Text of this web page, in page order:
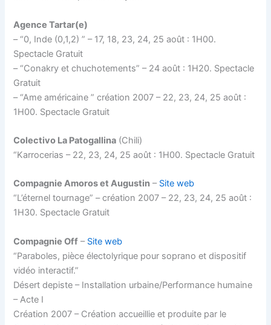
Agence Tartar(e)
– “0, Inde (0,1,2) ” – 17, 18, 23, 24, 25 août : 1H00.
Spectacle Gratuit
– “Conakry et chuchotements” – 24 août : 1H20. Spectacle
Gratuit
– “Ame américaine ” création 2007 – 22, 23, 24, 25 août :
1H00. Spectacle Gratuit
Colectivo La Patogallina (Chili)
“Karrocerias – 22, 23, 24, 25 août : 1H00. Spectacle Gratuit
Compagnie Amoros et Augustin – Site web
“L’éternel tournage” – création 2007 – 22, 23, 24, 25 août :
1H30. Spectacle Gratuit
Compagnie Off – Site web
“Paraboles, pièce électolyrique pour soprano et dispositif
vidéo interactif.”
Désert depiste – Installation urbaine/Performance humaine
– Acte I
Création 2007 – Création accueillie et produite par le